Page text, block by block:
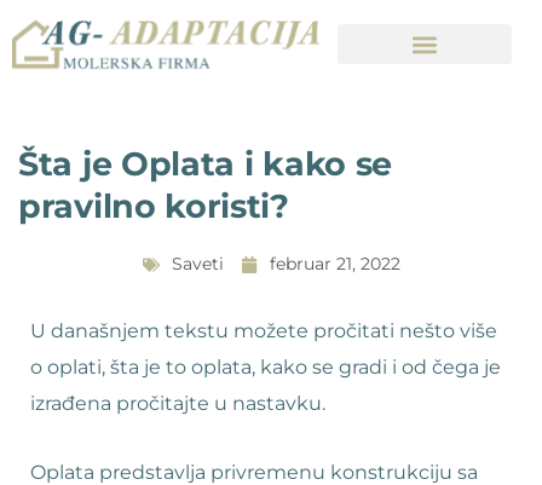
Šta je Oplata i kako se
pravilno koristi?
Saveti februar 21, 2022
U današnjem tekstu možete pročitati nešto više
o oplati, šta je to oplata, kako se gradi i od čega je
izrađena pročitajte u nastavku.
Oplata predstavlja privremenu konstrukciju sa